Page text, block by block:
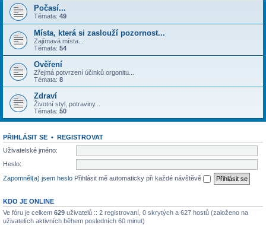
Počasí...
Témata: 49
Místa, která si zaslouží pozornost...
Zajímavá místa...
Témata: 54
Ověření
Zřejmá potvrzení účinků orgonitu...
Témata: 8
Zdraví
Životní styl, potraviny...
Témata: 50
PŘIHLÁSIT SE • REGISTROVAT
Uživatelské jméno:
Heslo:
Zapomněl(a) jsem heslo Přihlásit mě automaticky při každé návštěvě
KDO JE ONLINE
Ve fóru je celkem 629 uživatelů :: 2 registrovaní, 0 skrytých a 627 hostů (založeno na
uživatelích aktivních během posledních 60 minut)